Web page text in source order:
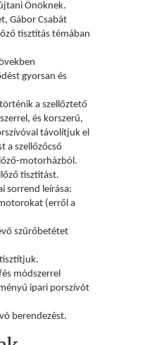
Önöknek.
Gábor Csabát
tisztítás témában
gyorsan és
a szellőztető
és korszerű,
távolítjuk el
a szellőzőcső
motorházból.
tisztítást.
sorrend leírása:
(erről a
szűrőbetétet
módszerrel
ipari porszívót
berendezést.